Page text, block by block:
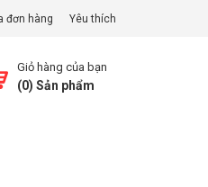
đơn hàng Yêu thích
Giỏ hàng của bạn
(0) Sản phẩm